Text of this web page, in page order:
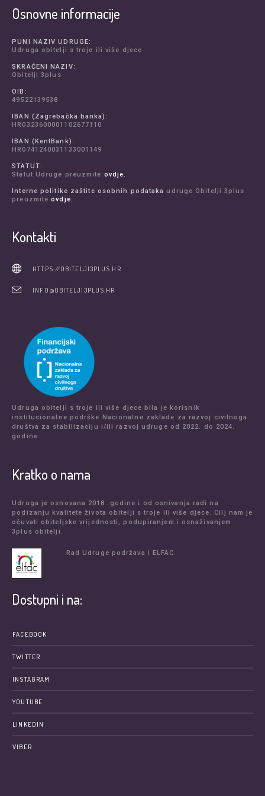
Osnovne informacije
PUNI NAZIV UDRUGE:
Udruga obitelji s troje ili više djece
SKRAĆENI NAZIV:
Obitelji 3plus
OIB:
49522139538
IBAN (Zagrebačka banka):
HR0323600001102677110
IBAN (KentBank):
HR0741240031133001149
STATUT:
Statut Udruge preuzmite ovdje.
Interne politike zaštite osobnih podataka udruge Obitelji 3plus
preuzmiteovdje.
Kontakti
HTTPS://OBITELJI3PLUS.HR
INFO@OBITELJI3PLUS.HR
Udruga obitelji s troje ili više djece bila je korisnik
institucionalne podrške Nacionalne zaklade za razvoj civilnoga
društva za stabilizaciju i/ili razvoj udruge od 2022. do 2024.
godine.
Kratko o nama
Udruga je osnovana 2018. godine i od osnivanja radi na
podizanju kvalitete života obitelji s troje ili više djece. Cilj nam je
očuvati obiteljske vrijednosti, podupiranjem i osnaživanjem
3plus obitelji.
Rad Udruge podržava i ELFAC.
Dostupni i na:
FACEBOOK
TWITTER
INSTAGRAM
YOUTUBE
LINKEDIN
VIBER